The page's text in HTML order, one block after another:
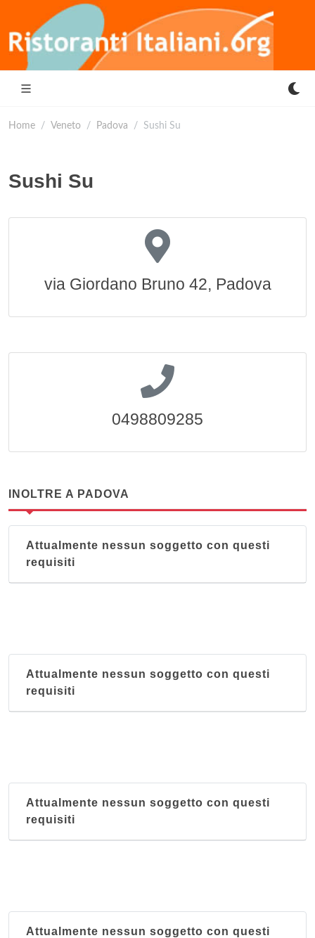
Home Veneto Padova Sushi Su
Sushi Su
via Giordano Bruno 42, Padova
0498809285
INOLTRE A PADOVA
Attualmente nessun soggetto con questi
requisiti
Attualmente nessun soggetto con questi
requisiti
Attualmente nessun soggetto con questi
requisiti
Attualmente nessun soggetto con questi